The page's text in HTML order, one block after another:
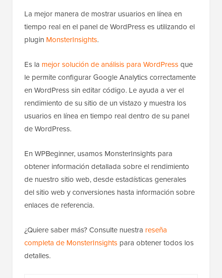
La mejor manera de mostrar usuarios en línea en
tiempo real en el panel de WordPress es utilizando el
plugin MonsterInsights.
Es la mejor solución de análisis para WordPressque
le permite configurar Google Analytics correctamente
en WordPress sin editar código. Le ayuda a ver el
rendimiento de su sitio de un vistazo y muestra los
usuarios en línea en tiempo real dentro de su panel
de WordPress.
En WPBeginner, usamos MonsterInsights para
obtener información detallada sobre el rendimiento
de nuestro sitio web, desde estadísticas generales
del sitio web y conversiones hasta información sobre
enlaces de referencia.
¿Quiere saber más? Consulte nuestra reseña
completa de MonsterInsights para obtener todos los
detalles.